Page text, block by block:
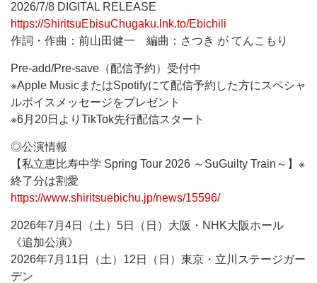
2026/7/8 DIGITAL RELEASE
https://ShiritsuEbisuChugaku.lnk.to/Ebichili
作詞・作曲：前山田健一 編曲：さつき が てんこもり
Pre-add/Pre-save（配信予約）受付中
※Apple MusicまたはSpotifyにて配信予約した方にスペシャ
ルボイスメッセージをプレゼント
※6月20日よりTikTok先行配信スタート
◎公演情報
【私立恵比寿中学 Spring Tour 2026 ～SuGuilty Train～】※
終了分は割愛
https://www.shiritsuebichu.jp/news/15596/
2026年7月4日（土）5日（日）大阪・NHK大阪ホール
《追加公演》
2026年7月11日（土）12日（日）東京・立川ステージガー
デン